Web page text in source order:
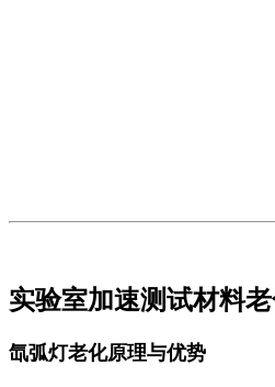
实验室加速测试材料
氙弧灯老化原理与优势